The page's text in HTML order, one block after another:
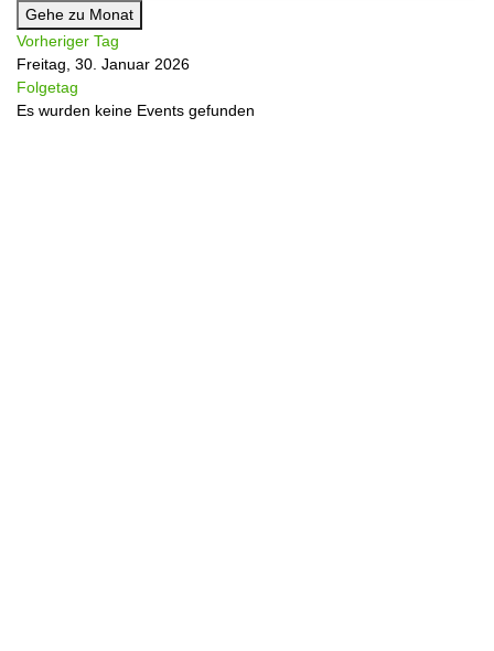
Gehe zu Monat
Vorheriger Tag
Freitag, 30. Januar 2026
Folgetag
Es wurden keine Events gefunden